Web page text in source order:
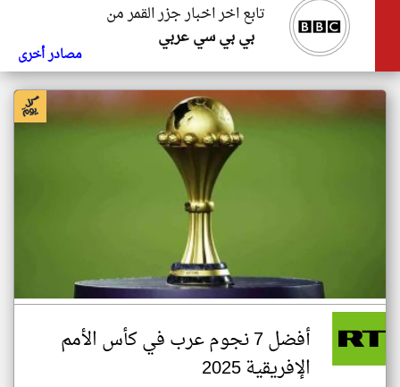
تابع اخر اخبار جزر القمر من
بي بي سي عربي
مصادر أخرى
أفضل 7 نجوم عرب في كأس الأمم
الإفريقية 2025